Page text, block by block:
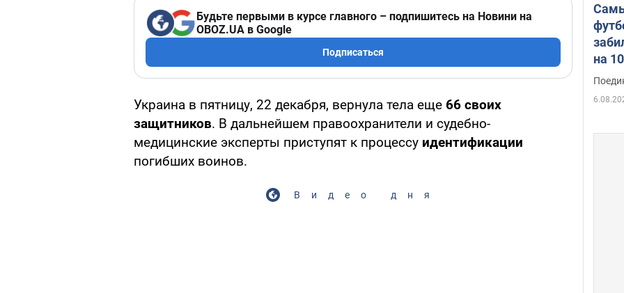
Будьте первыми в курсе главного – подпишитесь на Новини на
OBOZ.UA в Google
Подписаться
Украина в пятницу, 22 декабря, вернула тела еще 66 своих
защитников. В дальнейшем правоохранители и судебно-
медицинские эксперты приступят к процессу идентификации
погибших воинов.
Видео дня
на